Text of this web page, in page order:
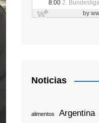
Noticias
alimentos Argentina